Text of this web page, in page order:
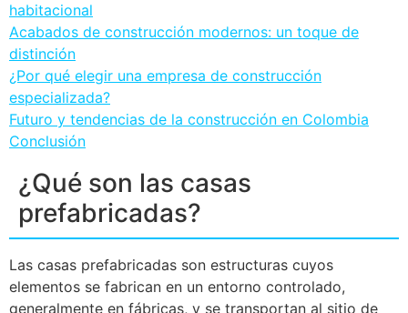
habitacional
Acabados de construcción modernos: un toque de
distinción
¿Por qué elegir una empresa de construcción
especializada?
Futuro y tendencias de la construcción en Colombia
Conclusión
¿Qué son las casas
prefabricadas?
Las casas prefabricadas son estructuras cuyos
elementos se fabrican en un entorno controlado,
generalmente en fábricas, y se transportan al sitio de